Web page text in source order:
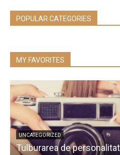
POPULAR CATEGORIES
MY FAVORITES
UNCATEGORIZED
Tulburarea de